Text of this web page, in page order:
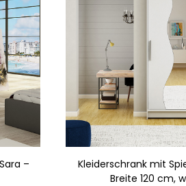
–
Kleiderschrank mit
Breite 120 cm,